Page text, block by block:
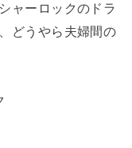
ャーロックのドラ
どうやら夫婦間の